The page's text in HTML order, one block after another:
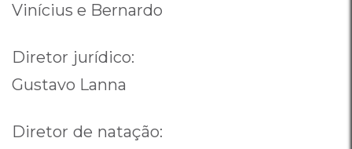
Vinícius e Bernardo
Diretor jurídico:
Gustavo Lanna
Diretor de natação: